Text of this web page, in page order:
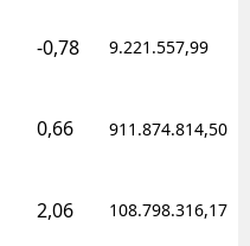
-0,78 9.221.557,99
0,66 911.874.814,50
2,06 108.798.316,17